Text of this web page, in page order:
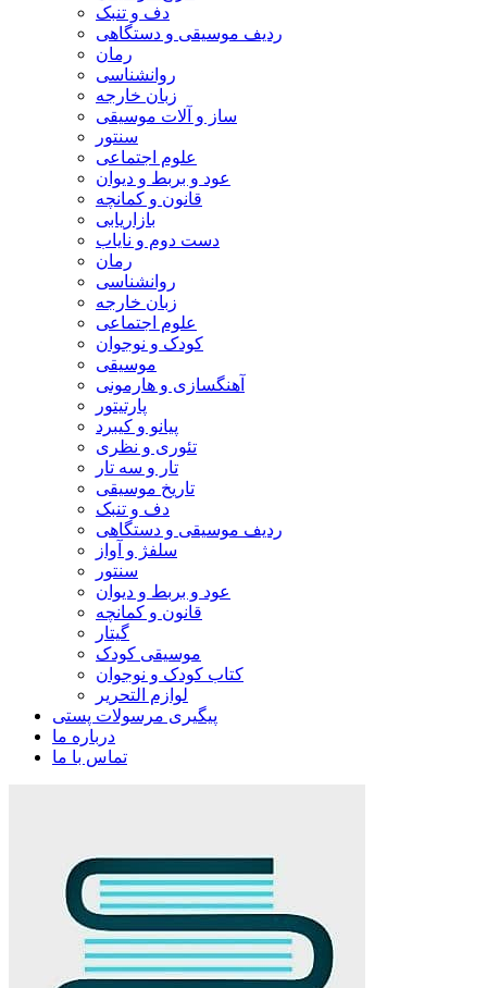
دف و تنبک
ردیف موسیقی و دستگاهی
رمان
روانشناسی
زبان خارجه
ساز و آلات موسیقی
سنتور
علوم اجتماعی
عود و بربط و دیوان
قانون و کمانچه
بازاریابی
دست دوم و نایاب
رمان
روانشناسی
زبان خارجه
علوم اجتماعی
کودک و نوجوان
موسیقی
آهنگسازی و هارمونی
پارتیتور
پیانو و کیبرد
تئوری و نظری
تار و سه تار
تاریخ موسیقی
دف و تنبک
ردیف موسیقی و دستگاهی
سلفژ و آواز
سنتور
عود و بربط و دیوان
قانون و کمانچه
گیتار
موسیقی کودک
کتاب کودک و نوجوان
لوازم التحریر
پیگیری مرسولات پستی
درباره ما
تماس با ما